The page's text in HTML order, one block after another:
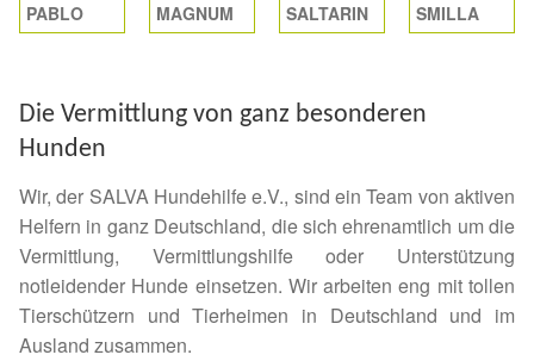
Ihre/Eure Spenden – Januar bis Juni 2026
Spenden 2025
Juli bis Dezember 2025
Januar bis Juni 2025
Facebook
Instagram
PABLO MAGNUM SALTARIN SMILLA
Die Vermittlung von ganz besonderen
Hunden
Wir, der SALVA Hundehilfe e.V., sind ein Team von aktiven
Helfern in ganz Deutschland, die sich ehrenamtlich um die
Vermittlung, Vermittlungshilfe oder Unterstützung
notleidender Hunde einsetzen. Wir arbeiten eng mit tollen
Tierschützern und Tierheimen in Deutschland und im
Ausland zusammen.